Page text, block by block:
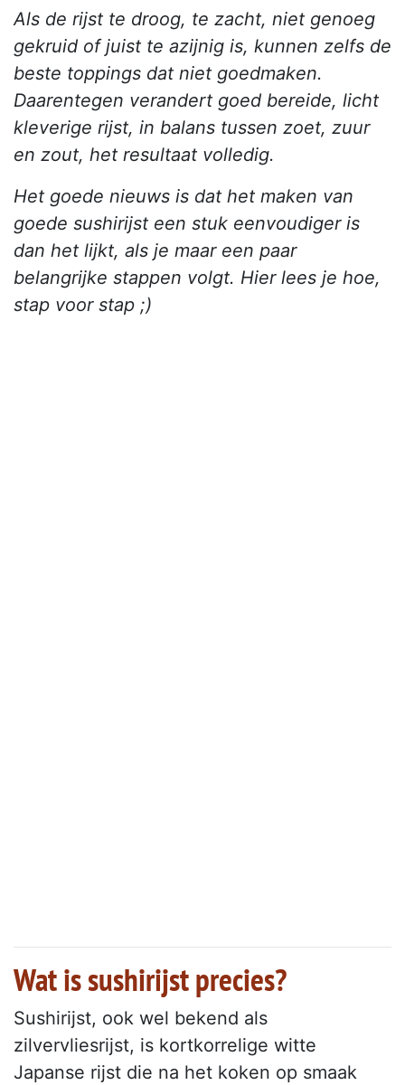
Als de rijst te droog, te zacht, niet genoeg
gekruid of juist te azijnig is, kunnen zelfs de
beste toppings dat niet goedmaken.
Daarentegen verandert goed bereide, licht
kleverige rijst, in balans tussen zoet, zuur
en zout, het resultaat volledig.
Het goede nieuws is dat het maken van
goede sushirijst een stuk eenvoudiger is
dan het lijkt, als je maar een paar
belangrijke stappen volgt. Hier lees je hoe,
stap voor stap ;)
Wat is sushirijst precies?
Sushirijst, ook wel bekend als
zilvervliesrijst, is kortkorrelige witte
Japanse rijst die na het koken op smaak